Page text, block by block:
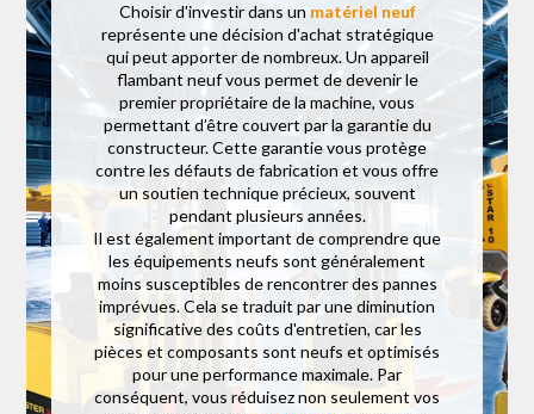
Choisir d'investir dans un matériel neuf
représente une décision d'achat stratégique
qui peut apporter de nombreux. Un appareil
flambant neuf vous permet de devenir le
premier propriétaire de la machine, vous
permettant d’être couvert par la garantie du
constructeur. Cette garantie vous protège
contre les défauts de fabrication et vous offre
un soutien technique précieux, souvent
pendant plusieurs années.
Il est également important de comprendre que
les équipements neufs sont généralement
moins susceptibles de rencontrer des pannes
imprévues. Cela se traduit par une diminution
significative des coûts d'entretien, car les
pièces et composants sont neufs et optimisés
pour une performance maximale. Par
conséquent, vous réduisez non seulement vos